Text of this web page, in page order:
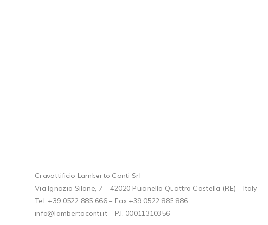
Cravattificio Lamberto Conti Srl
Via Ignazio Silone, 7 – 42020 Puianello Quattro Castella (RE) – Italy
Tel. +39 0522 885 666 – Fax +39 0522 885 886
info@lambertoconti.it – P.I. 00011310356